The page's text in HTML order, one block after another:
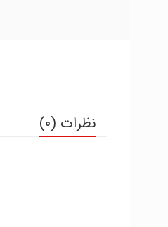
نظرات (0)